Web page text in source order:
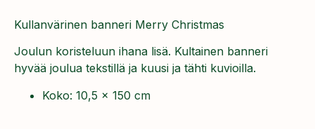
Kullanvärinen banneri Merry Christmas
Joulun koristeluun ihana lisä. Kultainen banneri
hyvää joulua tekstillä ja kuusi ja tähti kuvioilla.
Koko: 10,5 x 150 cm